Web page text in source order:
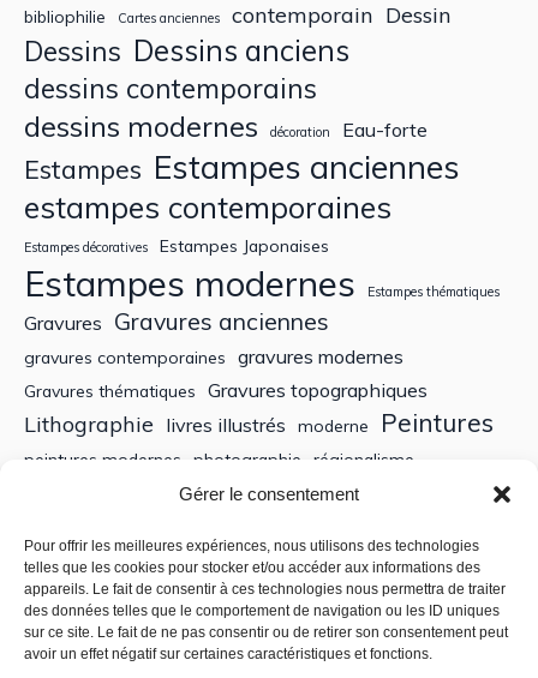
Gérer le consentement
Pour offrir les meilleures expériences, nous utilisons des technologies
telles que les cookies pour stocker et/ou accéder aux informations des
appareils. Le fait de consentir à ces technologies nous permettra de traiter
des données telles que le comportement de navigation ou les ID uniques
sur ce site. Le fait de ne pas consentir ou de retirer son consentement peut
avoir un effet négatif sur certaines caractéristiques et fonctions.
bibliophilie Cartes anciennes contemporain Dessin
Dessins Dessins anciens
dessins contemporains
dessins modernes décoration Eau-forte
Estampes Estampes anciennes
estampes contemporaines
Estampes décoratives Estampes Japonaises
Estampes modernes Estampes thématiques
Gravures Gravures anciennes
gravures contemporaines gravures modernes
Gravures thématiques Gravures topographiques
Lithographie livres illustrés moderne Peintures
peintures modernes photographie régionalisme
Tableaux anciens XIXe siècle
Recherche